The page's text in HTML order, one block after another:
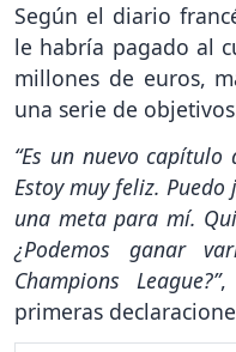
Según el diario
le habría pagado al
millones de euros,
una serie de
“Es un nuevo
Estoy muy feliz.
una meta para mí.
¿Podemos ganar
Champions League?”,
primeras